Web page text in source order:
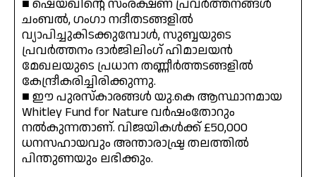
■ ഷെയ്ഖിന്റെ സംരക്ഷണ പ്രവർത്തനങ്ങൾ
ചംബൽ, ഗംഗാ നദീതടങ്ങളിൽ
വ്യാപിച്ചുകിടക്കുമ്പോൾ, സുബ്ബയുടെ
പ്രവർത്തനം ദാർജിലിംഗ് ഹിമാലയൻ
മേഖലയുടെ പ്രധാന തണ്ണീർത്തടങ്ങളിൽ
കേന്ദ്രീകരിച്ചിരിക്കുന്നു.
■ ഈ പുരസ്കാരങ്ങൾ യു.കെ ആസ്ഥാനമായ
Whitley Fund for Nature വർഷംതോറും
നൽകുന്നതാണ്. വിജയികൾക്ക് £50,000
ധനസഹായവും അന്താരാഷ്ട്ര തലത്തിൽ
പിന്തുണയും ലഭിക്കും.